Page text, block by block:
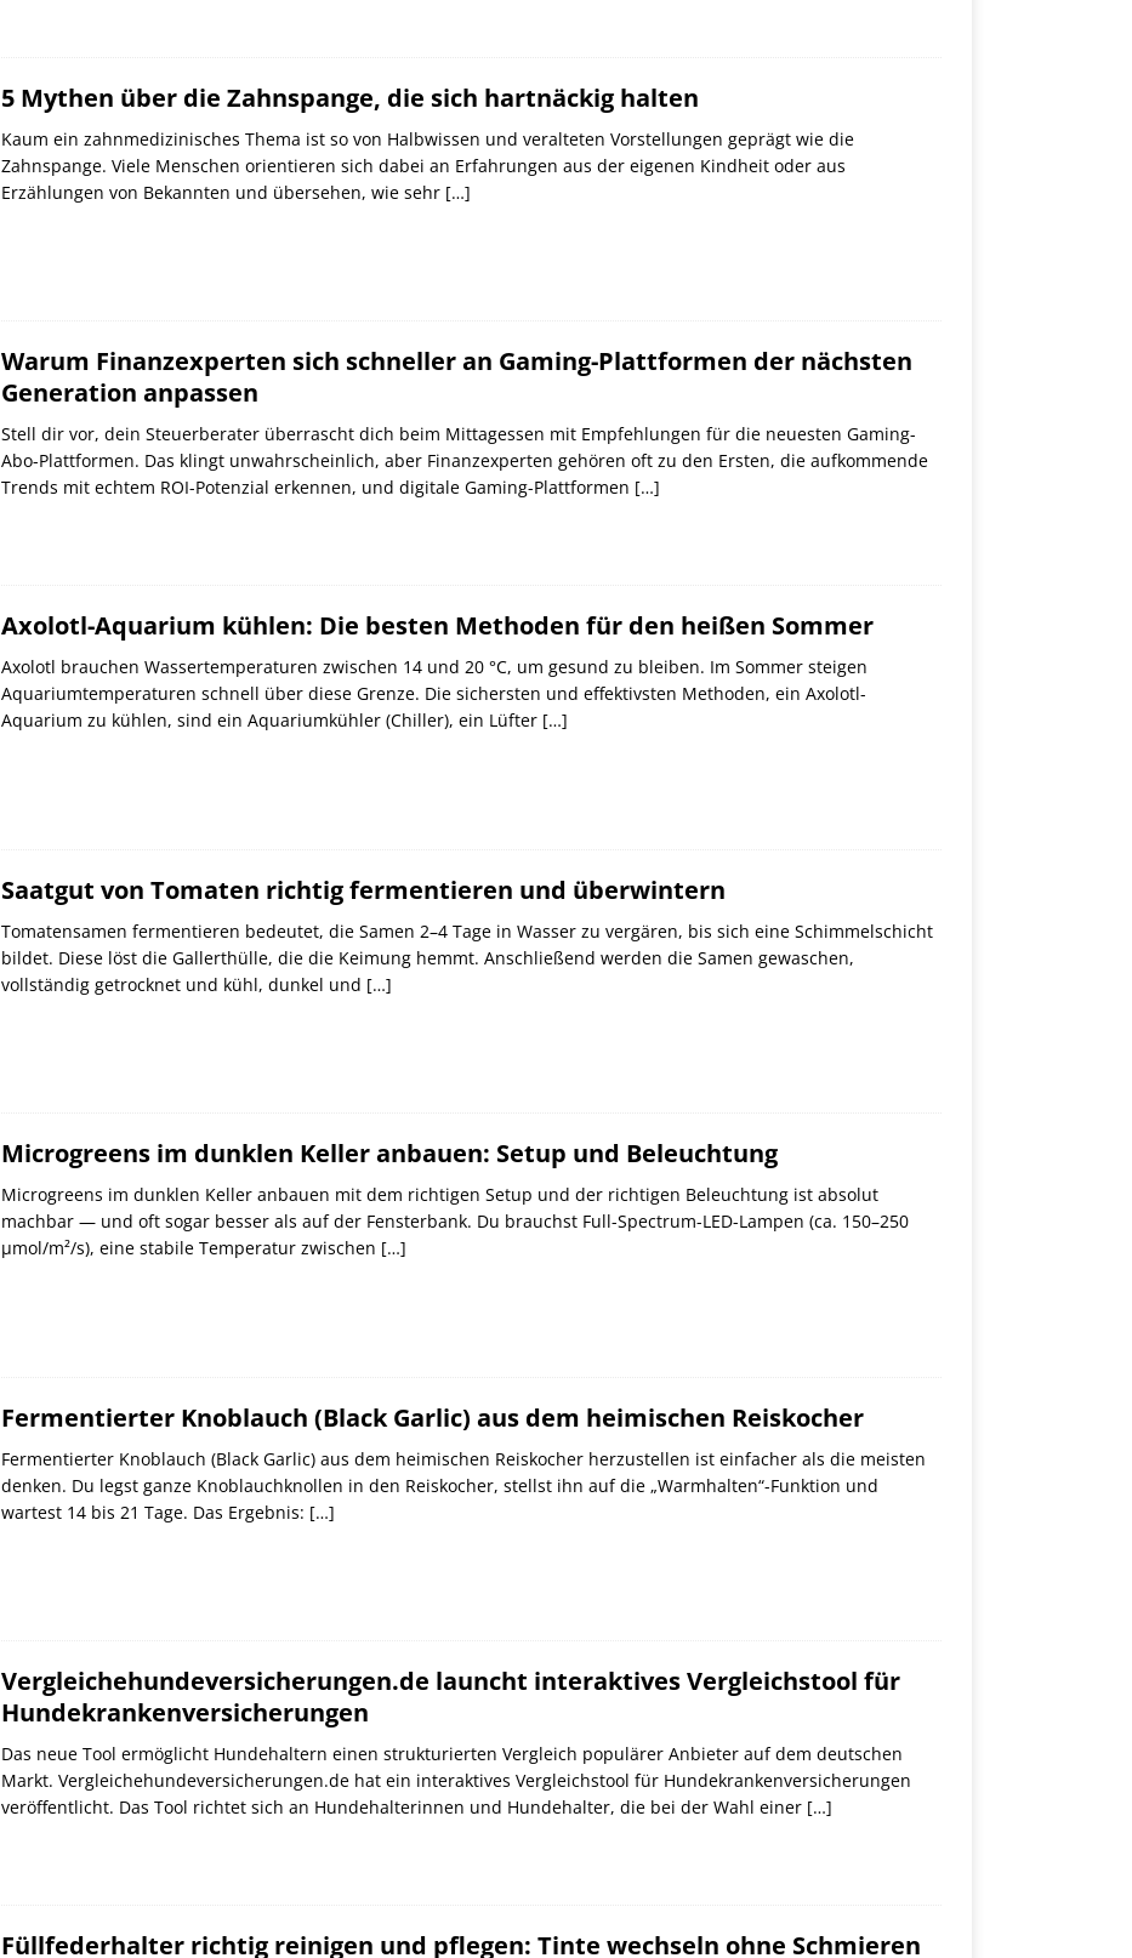
5 Mythen über die Zahnspange, die sich hartnäckig halten
Kaum ein zahnmedizinisches Thema ist so von Halbwissen und veralteten Vorstellungen geprägt wie die
Zahnspange. Viele Menschen orientieren sich dabei an Erfahrungen aus der eigenen Kindheit oder aus
Erzählungen von Bekannten und übersehen, wie sehr […]
Warum Finanzexperten sich schneller an Gaming-Plattformen der nächsten
Generation anpassen
Stell dir vor, dein Steuerberater überrascht dich beim Mittagessen mit Empfehlungen für die neuesten Gaming-
Abo-Plattformen. Das klingt unwahrscheinlich, aber Finanzexperten gehören oft zu den Ersten, die aufkommende
Trends mit echtem ROI-Potenzial erkennen, und digitale Gaming-Plattformen […]
Axolotl-Aquarium kühlen: Die besten Methoden für den heißen Sommer
Axolotl brauchen Wassertemperaturen zwischen 14 und 20 °C, um gesund zu bleiben. Im Sommer steigen
Aquariumtemperaturen schnell über diese Grenze. Die sichersten und effektivsten Methoden, ein Axolotl-
Aquarium zu kühlen, sind ein Aquariumkühler (Chiller), ein Lüfter […]
Saatgut von Tomaten richtig fermentieren und überwintern
Tomatensamen fermentieren bedeutet, die Samen 2–4 Tage in Wasser zu vergären, bis sich eine Schimmelschicht
bildet. Diese löst die Gallerthülle, die die Keimung hemmt. Anschließend werden die Samen gewaschen,
vollständig getrocknet und kühl, dunkel und […]
Microgreens im dunklen Keller anbauen: Setup und Beleuchtung
Microgreens im dunklen Keller anbauen mit dem richtigen Setup und der richtigen Beleuchtung ist absolut
machbar — und oft sogar besser als auf der Fensterbank. Du brauchst Full-Spectrum-LED-Lampen (ca. 150–250
µmol/m²/s), eine stabile Temperatur zwischen […]
Fermentierter Knoblauch (Black Garlic) aus dem heimischen Reiskocher
Fermentierter Knoblauch (Black Garlic) aus dem heimischen Reiskocher herzustellen ist einfacher als die meisten
denken. Du legst ganze Knoblauchknollen in den Reiskocher, stellst ihn auf die „Warmhalten“-Funktion und
wartest 14 bis 21 Tage. Das Ergebnis: […]
Vergleichehundeversicherungen.de launcht interaktives Vergleichstool für
Hundekrankenversicherungen
Das neue Tool ermöglicht Hundehaltern einen strukturierten Vergleich populärer Anbieter auf dem deutschen
Markt. Vergleichehundeversicherungen.de hat ein interaktives Vergleichstool für Hundekrankenversicherungen
veröffentlicht. Das Tool richtet sich an Hundehalterinnen und Hundehalter, die bei der Wahl einer […]
Füllfederhalter richtig reinigen und pflegen: Tinte wechseln ohne Schmieren